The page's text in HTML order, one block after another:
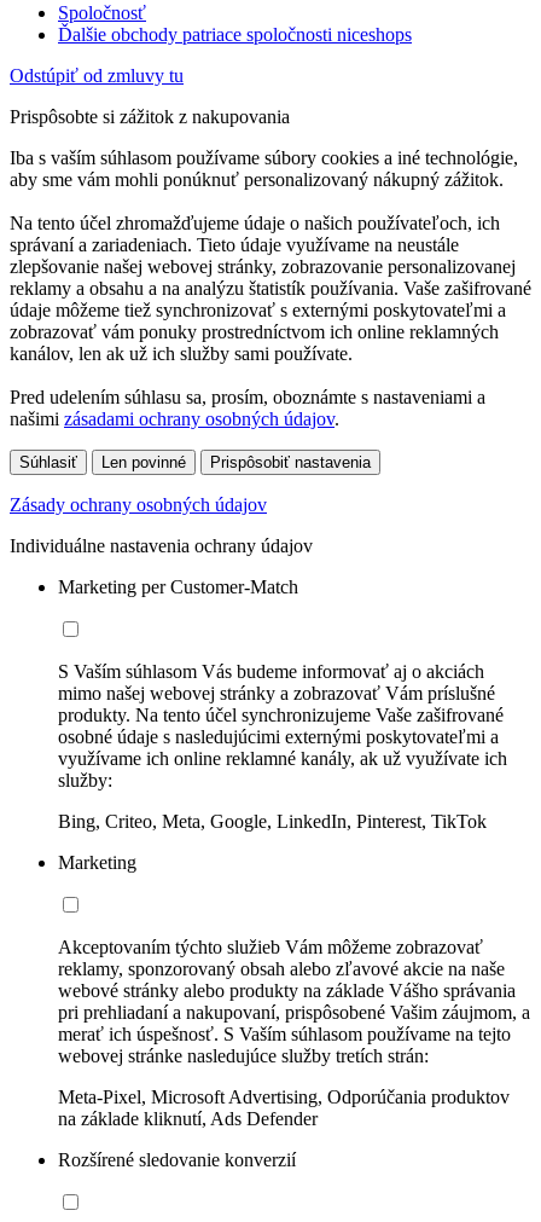
Spoločnosť
Ďalšie obchody patriace spoločnosti niceshops
Odstúpiť od zmluvy tu
Prispôsobte si zážitok z nakupovania
Iba s vaším súhlasom používame súbory cookies a iné technológie,
aby sme vám mohli ponúknuť personalizovaný nákupný zážitok.
Na tento účel zhromažďujeme údaje o našich používateľoch, ich
správaní a zariadeniach. Tieto údaje využívame na neustále
zlepšovanie našej webovej stránky, zobrazovanie personalizovanej
reklamy a obsahu a na analýzu štatistík používania. Vaše zašifrované
údaje môžeme tiež synchronizovať s externými poskytovateľmi a
zobrazovať vám ponuky prostredníctvom ich online reklamných
kanálov, len ak už ich služby sami používate.
Pred udelením súhlasu sa, prosím, oboznámte s nastaveniami a
našimi zásadami ochrany osobných údajov.
Súhlasiť Len povinné Prispôsobiť nastavenia
Zásady ochrany osobných údajov
Individuálne nastavenia ochrany údajov
Marketing per Customer-Match
S Vaším súhlasom Vás budeme informovať aj o akciách
mimo našej webovej stránky a zobrazovať Vám príslušné
produkty. Na tento účel synchronizujeme Vaše zašifrované
osobné údaje s nasledujúcimi externými poskytovateľmi a
využívame ich online reklamné kanály, ak už využívate ich
služby:
Bing, Criteo, Meta, Google, LinkedIn, Pinterest, TikTok
Marketing
Akceptovaním týchto služieb Vám môžeme zobrazovať
reklamy, sponzorovaný obsah alebo zľavové akcie na naše
webové stránky alebo produkty na základe Vášho správania
pri prehliadaní a nakupovaní, prispôsobené Vašim záujmom, a
merať ich úspešnosť. S Vaším súhlasom používame na tejto
webovej stránke nasledujúce služby tretích strán:
Meta-Pixel, Microsoft Advertising, Odporúčania produktov
na základe kliknutí, Ads Defender
Rozšírené sledovanie konverzií